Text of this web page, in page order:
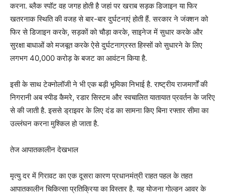
करना. ब्लैक स्पॉट वह जगह होती है जहां पर खराब सड़क डिजाइन या फिर
खतरनाक स्थिति की वजह से बार-बार दुर्घटनाएं होती हैं. सरकार ने जंक्शन को
फिर से डिजाइन करके, सड़कों को चौड़ा करके, साइनेज में सुधार करके और
सुरक्षा बाधाओं को मजबूत करके ऐसे दुर्घटनाग्रस्त हिस्सों को सुधारने के लिए
लगभग 40,000 करोड़ के बजट का आवंटन किया है.
इसी के साथ टेक्नोलॉजी ने भी एक बड़ी भूमिका निभाई है. राष्ट्रीय राजमार्गों की
निगरानी अब स्पीड कैमरे, रडार सिस्टम और स्वचालित यातायात प्रवर्तन के जरिए
से की जाती है. इससे ड्राइवर के लिए दंड का सामना किए बिना रफ्तार सीमा का
उल्लंघन करना मुश्किल हो जाता है.
तेज आपातकालीन देखभाल
मृत्यु दर में गिरावट का एक दूसरा कारण प्रधानमंत्री राहत पहल के तहत
आपातकालीन चिकित्सा प्रतिक्रिया का विस्तार है. यह योजना गोल्डन आवर के